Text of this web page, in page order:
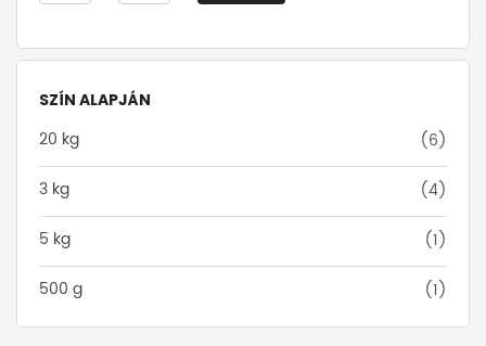
SZÍN ALAPJÁN
20 kg
(6)
3 kg
(4)
5 kg
(1)
500 g
(1)